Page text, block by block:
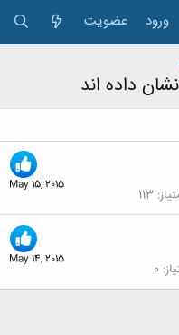
ورود عضویت
May 15, 2015 113
May 14, 2015 0